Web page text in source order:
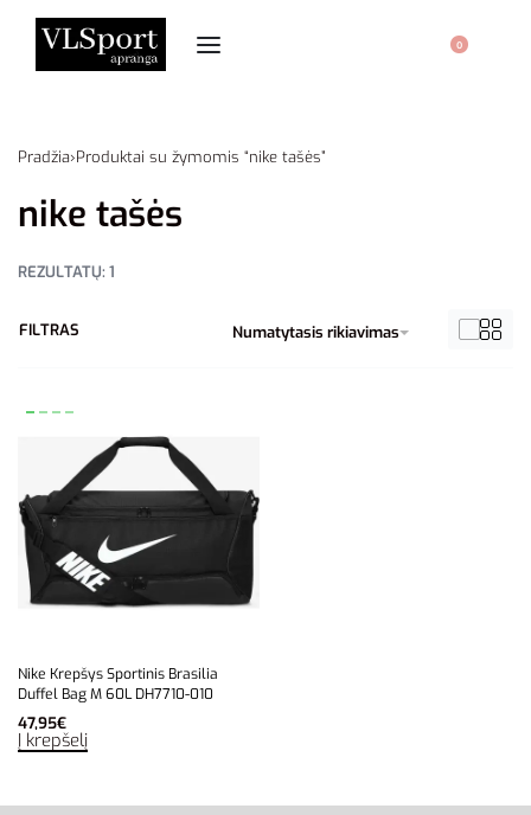
0
Pradžia›Produktai su žymomis “nike tašės”
nike tašės
REZULTATŲ: 1
Numatytasis rikiavimas
FILTRAS
Nike Krepšys Sportinis Brasilia
Duffel Bag M 60L DH7710-010
47,95€
Į krepšelį